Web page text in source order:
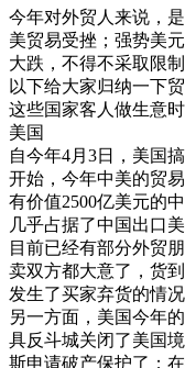
今年对外贸人来说，
美贸易受挫；强势美
大跌，不得不采取限
以下给大家归纳一下
这些国家客人做生意
美国
自今年4月3日，美国
开始，今年中美的贸
有价值2500亿美元的
几乎占据了中国出口
目前已经有部分外贸
卖双方都大意了，货
发生了买家弃货的情况
另一方面，美国今年
具反斗城关闭了美国
斯申请破产保护了；